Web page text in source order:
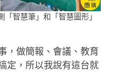
「智慧筆」和「智慧圖形」
，做簡報、會議、教育
定，所以我說有這台就